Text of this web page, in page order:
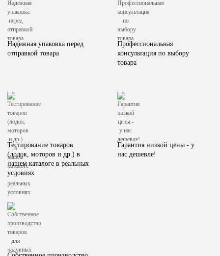
Надежная упаковка перед
отправкой товара
Профессиональная
консультация по выбору
товара
Тестирование товаров
(лодок, моторов и др.) в
нашем каталоге в реальных
условиях
Гарантия низкой цены - у
нас дешевле!